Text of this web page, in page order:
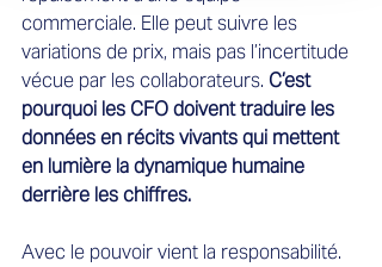
commerciale. Elle peut suivre les
variations de prix, mais pas l’incertitude
vécue par les collaborateurs. C’est
pourquoi les CFO doivent traduire les
données en récits vivants qui mettent
en lumière la dynamique humaine
derrière les chiffres.
Avec le pouvoir vient la responsabilité.